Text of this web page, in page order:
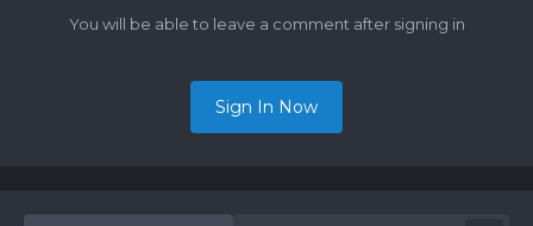
You will be able to leave a comment after signing in
Sign In Now